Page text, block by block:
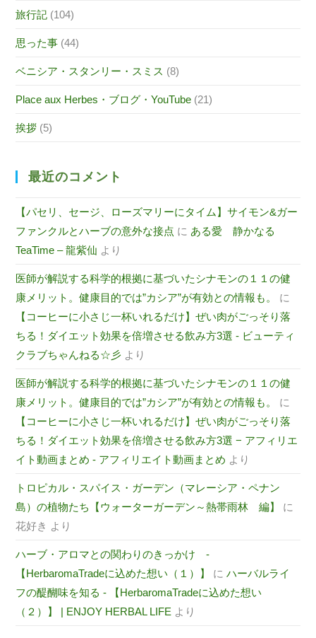
旅行記 (104)
思った事 (44)
ベニシア・スタンリー・スミス (8)
Place aux Herbes・ブログ・YouTube (21)
挨拶 (5)
最近のコメント
【パセリ、セージ、ローズマリーにタイム】サイモン&ガー
ファンクルとハーブの意外な接点 に ある愛 静かなる
TeaTime – 龍紫仙 より
医師が解説する科学的根拠に基づいたシナモンの１１の健
康メリット。健康目的では”カシア”が有効との情報も。
に
【コーヒーに小さじ一杯いれるだけ】ぜい肉がごっそり落
ちる！ダイエット効果を倍増させる飲み方3選 - ビューティ
クラブちゃんねる☆彡 より
医師が解説する科学的根拠に基づいたシナモンの１１の健
康メリット。健康目的では”カシア”が有効との情報も。
に
【コーヒーに小さじ一杯いれるだけ】ぜい肉がごっそり落
ちる！ダイエット効果を倍増させる飲み方3選 − アフィリエ
イト動画まとめ - アフィリエイト動画まとめ より
トロピカル・スパイス・ガーデン（マレーシア・ペナン
島）の植物たち【ウォーターガーデン～熱帯雨林 編】
に
花好き より
ハーブ・アロマとの関わりのきっかけ -
【HerbaromaTradeに込めた想い（１）】
にハーバルライ
フの醍醐味を知る - 【HerbaromaTradeに込めた想い
（２）】 | ENJOY HERBAL LIFE より